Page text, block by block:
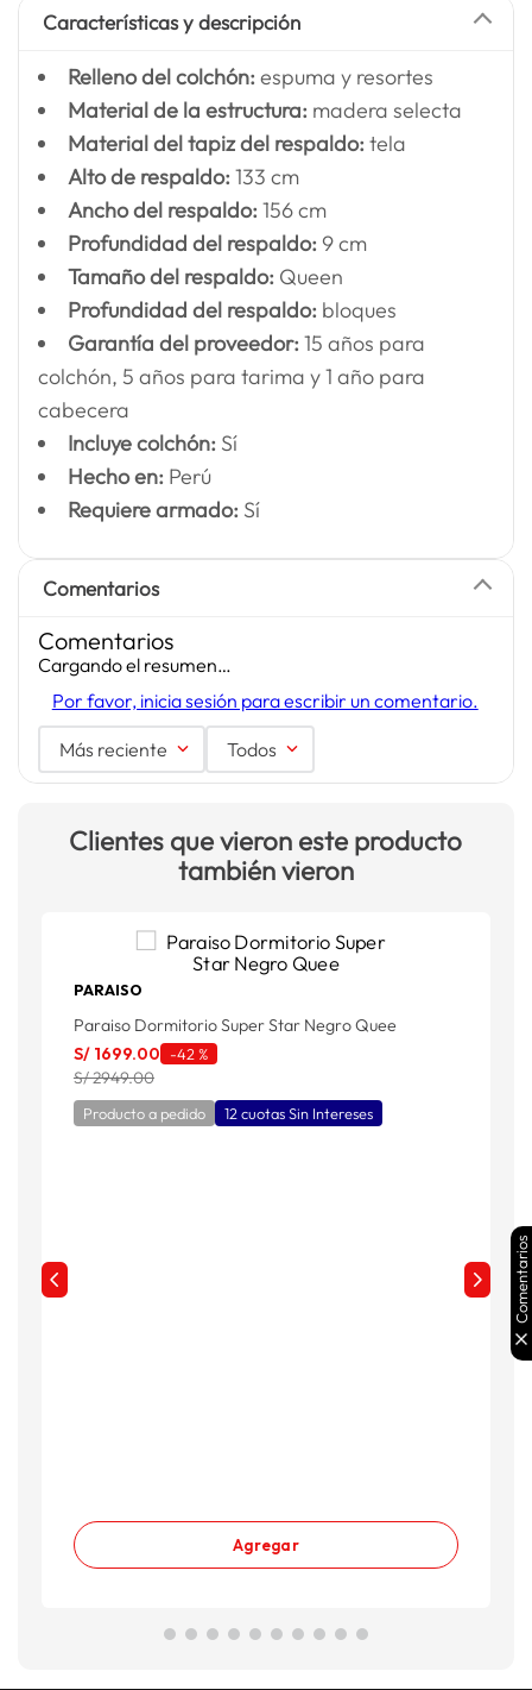
Características y descripción
Relleno del colchón: espuma y resortes
Material de la estructura: madera selecta
Material del tapiz del respaldo: tela
Alto de respaldo: 133 cm
Ancho del respaldo: 156 cm
Profundidad del respaldo: 9 cm
Tamaño del respaldo: Queen
Profundidad del respaldo: bloques
Garantía del proveedor: 15 años para
colchón, 5 años para tarima y 1 año para
cabecera
Incluye colchón: Sí
Hecho en: Perú
Requiere armado: Sí
Comentarios
Comentarios
Cargando el resumen…
Por favor, inicia sesión para escribir un comentario.
Más reciente Todos
Clientes que vieron este producto
también vieron
PARAISO
Paraiso Dormitorio Super Star Negro Quee
S/ 1699.00 -42 %
S/ 2949.00
Producto a pedido 12 cuotas Sin Intereses
Agregar
Comentarios